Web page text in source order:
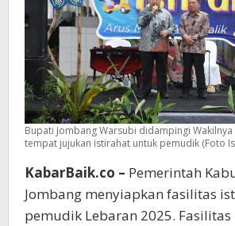
Bupati Jombang Warsubi didampingi
tempat jujukan istirahat untuk pemudik (Foto
KabarBaik.co – Pemerintah
Jombang menyiapkan fasilitas
pemudik Lebaran 2025.